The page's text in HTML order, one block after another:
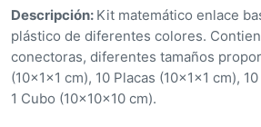
o
e
n
0
d
Descripción: Kit matemático enlace
plástico de diferentes colores.
conectoras, diferentes tamaños
(10x1x1 cm), 10 Placas (10x1x1 cm),
1 Cubo (10x10x10 cm).